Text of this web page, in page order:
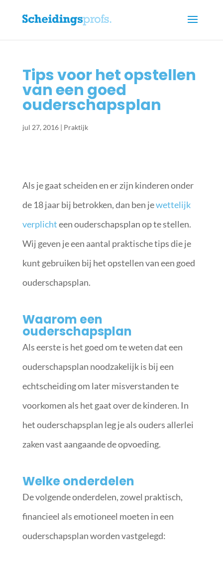
Tips voor het opstellen
van een goed
ouderschapsplan
jul 27, 2016| Praktijk
Als je gaat scheiden en er zijn kinderen onder
de 18 jaar bij betrokken, dan ben jewettelijk
verplichteen ouderschapsplan op te stellen.
Wij geven je een aantal praktische tips die je
kunt gebruiken bij het opstellen van een goed
ouderschapsplan.
Waarom een
ouderschapsplan
Als eerste is het goed om te weten dat een
ouderschapsplan noodzakelijk is bij een
echtscheiding om later misverstanden te
voorkomen als het gaat over de kinderen. In
het ouderschapsplan leg je als ouders allerlei
zaken vast aangaande de opvoeding.
Welke onderdelen
De volgende onderdelen, zowel praktisch,
financieel als emotioneel moeten in een
ouderschapsplan worden vastgelegd: